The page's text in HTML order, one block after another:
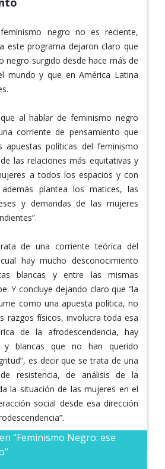
negro no es reciente,
este programa dejaron claro que
negro surgido desde hace más de
mundo y que en América Latina
al hablar de feminismo negro
corriente de pensamiento que
apuestas políticas del feminismo
las relaciones más equitativas y
a todos los espacios y con
plantea los matices, las
y demandas de las mujeres
de una corriente teórica del
hay mucho desconocimiento
blancas y entre las mismas
Y concluye dejando claro que “la
como una apuesta política, no
razgos físicos, involucra toda esa
de la afrodescendencia, hay
y blancas que no han querido
es decir que se trata de una
resistencia, de análisis de la
la situación de las mujeres en el
social desde esa dirección
“Feminismo Negro: ese
”